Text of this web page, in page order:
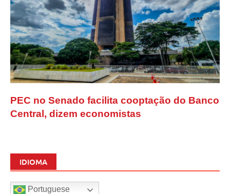
PEC no Senado facilita cooptação do Banco
Central, dizem economistas
IDIOMA
Portuguese